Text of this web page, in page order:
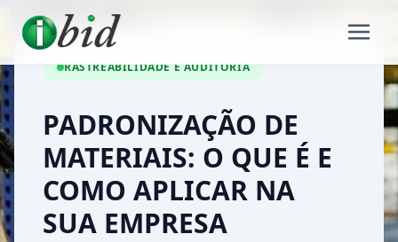
RASTREABILIDADE E AUDITORIA
PADRONIZAÇÃO DE
MATERIAIS: O QUE É E
COMO APLICAR NA
SUA EMPRESA